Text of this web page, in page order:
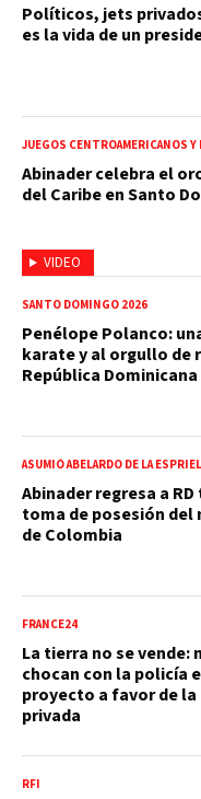
Políticos, jets
es la vida de un
VIDEO
JUEGOS CENTROAMERICANOS Y
Abinader celebra el
del Caribe en Santo
SANTO DOMINGO 2026
Penélope Polanco:
karate y al orgullo de
República Dominicana
ASUMIÓ ABELARDO DE LA
Abinader regresa a
toma de posesión del
de Colombia
FRANCE24
La tierra no se
chocan con la policía
proyecto a favor de
privada
RFI